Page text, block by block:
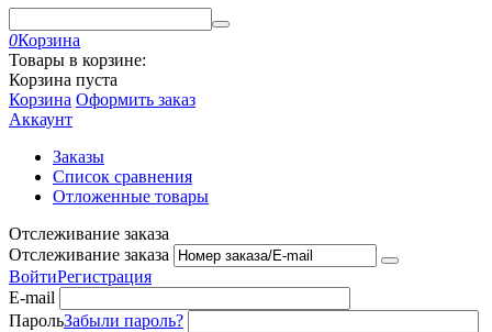
0Корзина
Товары в корзине:
Корзина пуста
Корзина Оформить заказ
Аккаунт
Заказы
Список сравнения
Отложенные товары
Отслеживание заказа
Отслеживание заказа
ВойтиРегистрация
E-mail
ПарольЗабыли пароль?